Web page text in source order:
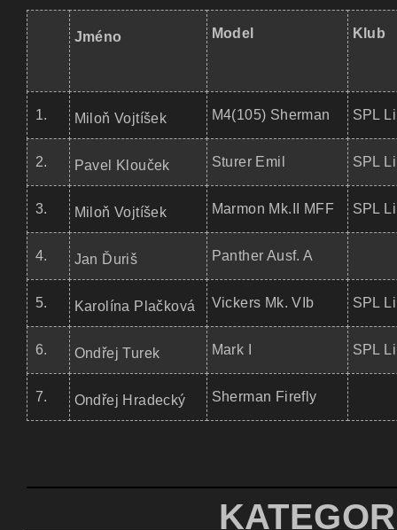
Jméno Model Klub
1. Miloň Vojtíšek M4(105) Sherman SPL
2. Pavel Klouček Sturer Emil SPL
3. Miloň Vojtíšek Marmon Mk.II MFF SPL
4. Jan Ďuriš Panther Ausf. A
5. Karolína Plačková Vickers Mk. VIb SPL
6. Ondřej Turek Mark I SPL
7. Ondřej Hradecký Sherman Firefly
KATEGORIE